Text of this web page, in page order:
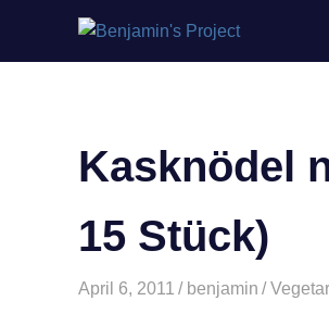
Kasknödel
15 Stück)
April 6, 2011 benjamin